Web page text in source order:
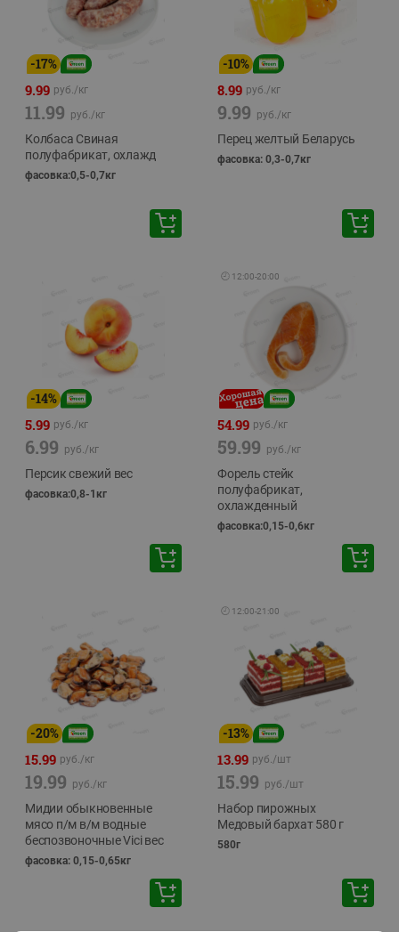
-17%
9.99 руб./кг
11.99 руб./кг
Колбаса Свиная
полуфабрикат, охлажд
фасовка:0,5-0,7кг
-10%
8.99 руб./кг
9.99 руб./кг
Перец желтый Беларусь
фасовка: 0,3-0,7кг
-14%
5.99 руб./кг
6.99 руб./кг
Персик свежий вес
фасовка:0,8-1кг
🕘 12:00-20:00
54.99 руб./кг
59.99 руб./кг
Форель стейк
полуфабрикат,
охлажденный
фасовка:0,15-0,6кг
-20%
15.99 руб./кг
19.99 руб./кг
Мидии обыкновенные
мясо п/м в/м водные
беспозвоночные Vici вес
фасовка: 0,15-0,65кг
🕘 12:00-21:00
-13%
13.99 руб./шт
15.99 руб./шт
Набор пирожных
Медовый бархат 580 г
580г